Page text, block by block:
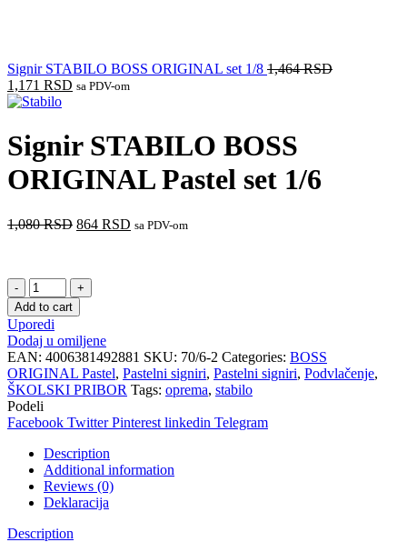
Signir STABILO BOSS ORIGINAL set 1/8 1,464RSD
1,171 RSD sa PDV-om
Signir STABILO BOSS
ORIGINAL Pastel set 1/6
1,080RSD 864 RSD sa PDV-om
Signir
STABILO
BOSS
ORIGINAL
Pastel
set
1/6
quantity
Add to cart
Uporedi
Dodaj u omiljene
EAN: 4006381492881 SKU: 70/6-2 Categories: BOSS
ORIGINAL Pastel, Pastelni signiri, Pastelni signiri, Podvlačenje,
ŠKOLSKI PRIBOR Tags: oprema, stabilo
Podeli
Facebook Twitter Pinterest linkedin Telegram
Description
Additional information
Reviews (0)
Deklaracija
Description